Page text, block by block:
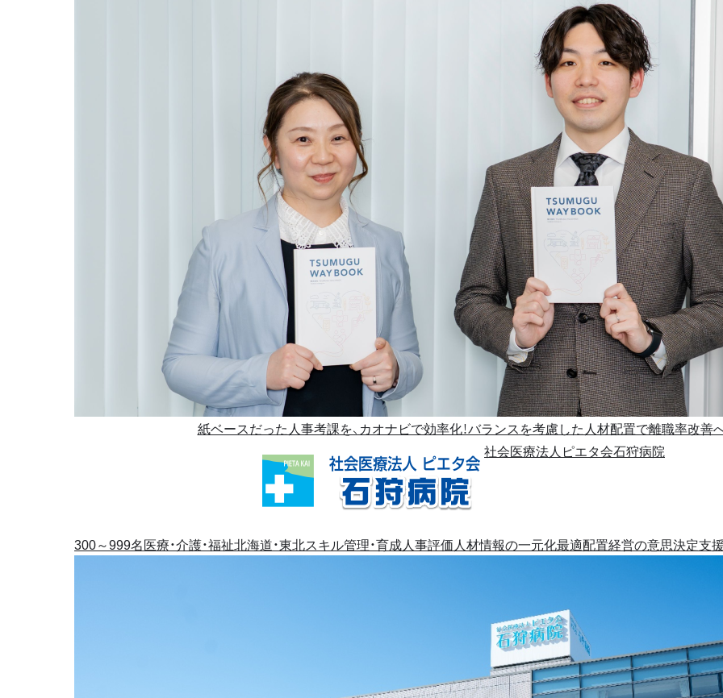
紙ベースだった人事考課を、カオナビで効率化！バランスを考慮した人材配置で離職率改善
社会医療法人ピエタ会石狩病院
300～999名医療・介護・福祉北海道・東北スキル管理・育成人事評価人材情報の一元化最適配置経営の意思決定支